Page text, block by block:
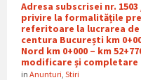
Adresa subscrisei nr.
privire la formalitățile
referitoare la lucrarea
centura București km
Nord km 0+000 – km
modificare și completare
in Anunturi Stiri